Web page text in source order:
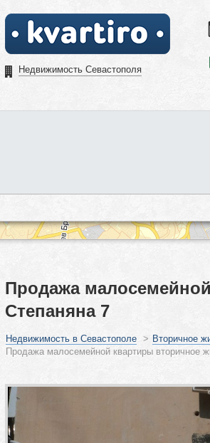
Недвижимость Севастополя
Продажа
Степаняна 7
Недвижимость в Севастополе > Вторичное
Продажа малосемейной квартиры вторичное